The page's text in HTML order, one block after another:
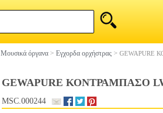
Μουσικά όργανα > Εγχορδα ορχήστρας > GEWAPURE
GEWAPURE ΚΟΝΤΡΑΜΠΑΣΟ
MSC.000244